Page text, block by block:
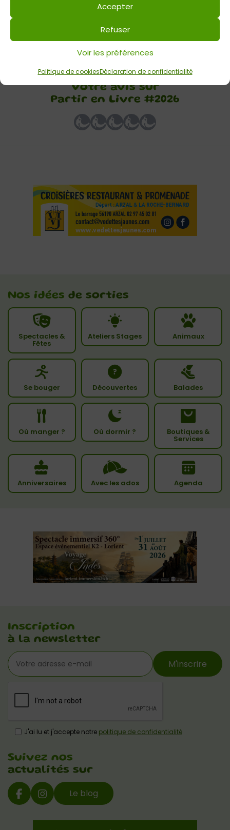
Accepter
Refuser
Voir les préférences
Politique de cookiesDéclaration de confidentialité
Un rendez-vous parfait pour s’évader et bouquiner cet été !
Découvrez le programme près de chez vous sur la carte
interactive ICI
Votre avis sur
Partir en Livre #2026
Nos idées de sorties
Spectacles &
Fêtes
Ateliers Stages Animaux
Se bouger Découvertes Balades
Où manger ? Où dormir ? Boutiques &
Services
Anniversaires Avec les ados Agenda
Inscription
à la newsletter
M'inscrire
J'ai lu et j'accepte notre politique de confidentialité
Suivez nos
actualités sur
Le blog